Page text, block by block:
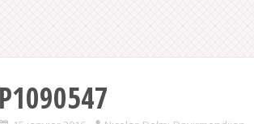
P1090547